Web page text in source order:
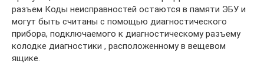
разъем Коды неисправностей остаются в памяти ЭБУ и
могут быть считаны с помощью диагностического
прибора, подключаемого к диагностическому разъему
колодке диагностики , расположенному в вещевом
ящике.